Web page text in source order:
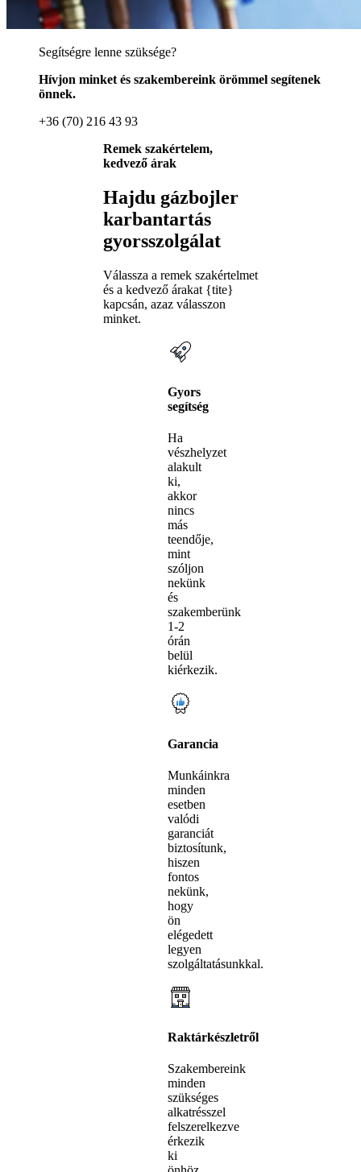
Segítségre lenne szüksége?
Hívjon minket és szakembereink örömmel segítenek
önnek.
+36 (70) 216 43 93
Remek szakértelem,
kedvező árak
Hajdu gázbojler
karbantartás
gyorsszolgálat
Válassza a remek szakértelmet
és a kedvező árakat {tite}
kapcsán, azaz válasszon
minket.
Gyors
segítség
Ha
vészhelyzet
alakult
ki,
akkor
nincs
más
teendője,
mint
szóljon
nekünk
és
szakemberünk
1-2
órán
belül
kiérkezik.
Garancia
Munkáinkra
minden
esetben
valódi
garanciát
biztosítunk,
hiszen
fontos
nekünk,
hogy
ön
elégedett
legyen
szolgáltatásunkkal.
Raktárkészletről
Szakembereink
minden
szükséges
alkatrésszel
felszerelkezve
érkezik
ki